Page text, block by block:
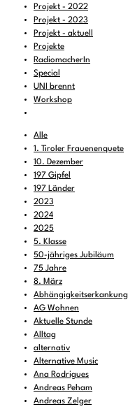
Projekt - 2022
Projekt - 2023
Projekt - aktuell
Projekte
RadiomacherIn
Special
UNI brennt
Workshop
Alle
1. Tiroler Frauenenquete
10. Dezember
197 Gipfel
197 Länder
2023
2024
2025
5. Klasse
50-jähriges Jubiläum
75 Jahre
8. März
Abhängigkeitserkankung
AG Wohnen
Aktuelle Stunde
Alltag
alternativ
Alternative Music
Ana Rodrigues
Andreas Peham
Andreas Zelger